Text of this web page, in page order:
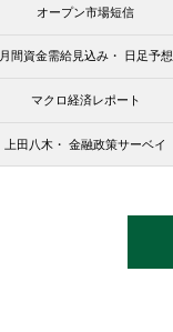
オープン市場短信
月間資金需給見込み・ 日足予想
マクロ経済レポート
上田八木・ 金融政策サーベイ